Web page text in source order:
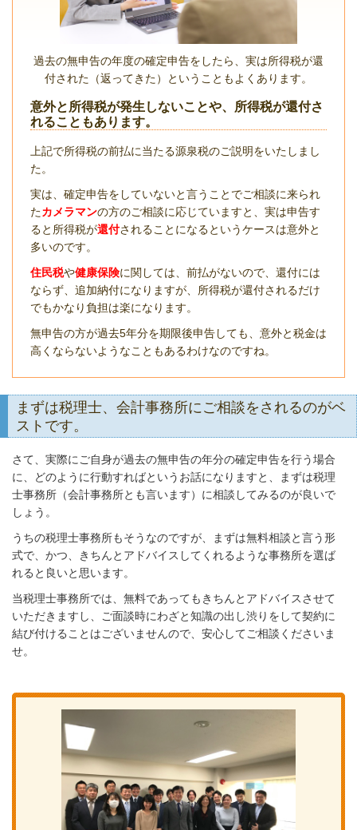
過去の無申告の年度の確定申告をしたら、実は所得税が還
付された（返ってきた）ということもよくあります。
意外と所得税が発生しないことや、所得税が還付さ
れることもあります。
上記で所得税の前払に当たる源泉税のご説明をいたしまし
た。
実は、確定申告をしていないと言うことでご相談に来られ
たカメラマンの方のご相談に応じていますと、実は申告す
ると所得税が還付されることになるというケースは意外と
多いのです。
住民税や健康保険に関しては、前払がないので、還付には
ならず、追加納付になりますが、所得税が還付されるだけ
でもかなり負担は楽になります。
無申告の方が過去5年分を期限後申告しても、意外と税金は
高くならないようなこともあるわけなのですね。
まずは税理士、会計事務所にご相談をされるのがベ
ストです。
さて、実際にご自身が過去の無申告の年分の確定申告を行う場合
に、どのように行動すればというお話になりますと、まずは税理
士事務所（会計事務所とも言います）に相談してみるのが良いで
しょう。
うちの税理士事務所もそうなのですが、まずは無料相談と言う形
式で、かつ、きちんとアドバイスしてくれるような事務所を選ば
れると良いと思います。
当税理士事務所では、無料であってもきちんとアドバイスさせて
いただきますし、ご面談時にわざと知識の出し渋りをして契約に
結び付けることはございませんので、安心してご相談くださいま
せ。